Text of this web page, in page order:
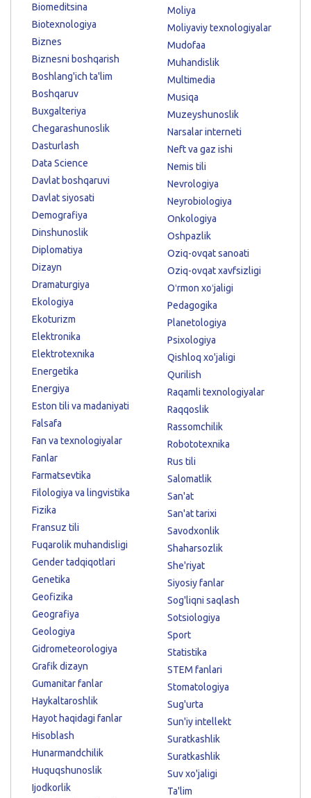
Biomeditsina
Biotexnologiya
Biznes
Biznesni boshqarish
Boshlang'ich ta'lim
Boshqaruv
Buxgalteriya
Chegarashunoslik
Dasturlash
Data Science
Davlat boshqaruvi
Davlat siyosati
Demografiya
Dinshunoslik
Diplomatiya
Dizayn
Dramaturgiya
Ekologiya
Ekoturizm
Elektronika
Elektrotexnika
Energetika
Energiya
Eston tili va madaniyati
Falsafa
Fan va texnologiyalar
Fanlar
Farmatsevtika
Filologiya va lingvistika
Fizika
Fransuz tili
Fuqarolik muhandisligi
Gender tadqiqotlari
Genetika
Geofizika
Geografiya
Geologiya
Gidrometeorologiya
Grafik dizayn
Gumanitar fanlar
Haykaltaroshlik
Hayot haqidagi fanlar
Hisoblash
Hunarmandchilik
Huquqshunoslik
Ijodkorlik
Moliya
Moliyaviy texnologiyalar
Mudofaa
Muhandislik
Multimedia
Musiqa
Muzeyshunoslik
Narsalar interneti
Neft va gaz ishi
Nemis tili
Nevrologiya
Neyrobiologiya
Onkologiya
Oshpazlik
Oziq-ovqat sanoati
Oziq-ovqat xavfsizligi
Oʻrmon xoʻjaligi
Pedagogika
Planetologiya
Psixologiya
Qishloq xo'jaligi
Qurilish
Raqamli texnologiyalar
Raqqoslik
Rassomchilik
Robototexnika
Rus tili
Salomatlik
San'at
San'at tarixi
Savodxonlik
Shaharsozlik
She'riyat
Siyosiy fanlar
Sog'liqni saqlash
Sotsiologiya
Sport
Statistika
STEM fanlari
Stomatologiya
Sug'urta
Sun'iy intellekt
Suratkashlik
Suratkashlik
Suv xo'jaligi
Ta'lim